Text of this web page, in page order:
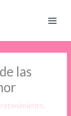
las
,